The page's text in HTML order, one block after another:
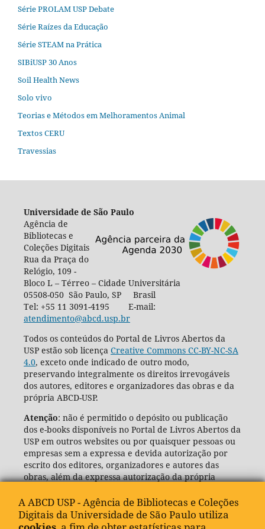
Série PROLAM USP Debate
Série Raízes da Educação
Série STEAM na Prática
SIBiUSP 30 Anos
Soil Health News
Solo vivo
Teorias e Métodos em Melhoramentos Animal
Textos CERU
Travessias
Universidade de São Paulo
Agência de
Bibliotecas e
Coleções Digitais
Rua da Praça do
Relógio, 109 -
Bloco L – Térreo – Cidade Universitária
05508-050 São Paulo, SP Brasil
Tel: +55 11 3091-4195 E-mail:
atendimento@abcd.usp.br
Todos os conteúdos do Portal de Livros Abertos da
USP estão sob licença Creative Commons CC-BY-NC-SA
4.0, exceto onde indicado de outro modo,
preservando integralmente os direitos irrevogáveis
dos autores, editores e organizadores das obras e da
própria ABCD-USP.
Atenção: não é permitido o depósito ou publicação
dos e-books disponíveis no Portal de Livros Abertos da
USP em outros websites ou por quaisquer pessoas ou
empresas sem a expressa e devida autorização por
escrito dos editores, organizadores e autores das
obras, além da expressa autorização da própria
(ABCD-USP).
A ABCD USP - Agência de Bibliotecas e Coleções
Digitais da Universidade de São Paulo utiliza